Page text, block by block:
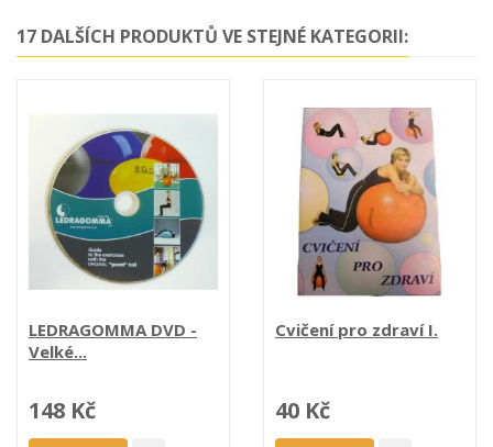
17 DALŠÍCH PRODUKTŮ VE STEJNÉ KATEGORII:
LEDRAGOMMA DVD -
Velké...
148 Kč
Cvičení pro zdraví I.
40 Kč